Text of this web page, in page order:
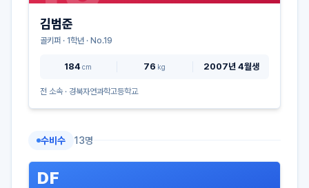
김범준
골키퍼 · 1학년 · No.19
184 cm 76 kg 2007년 4월생
전 소속 · 경북자연과학고등학교
수비수 13명
DF